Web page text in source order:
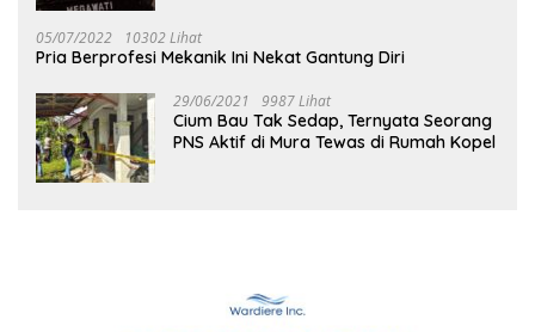
05/07/2022 10302 Lihat
Pria Berprofesi Mekanik Ini Nekat Gantung Diri
29/06/2021 9987 Lihat
Cium Bau Tak Sedap, Ternyata Seorang
PNS Aktif di Mura Tewas di Rumah Kopel